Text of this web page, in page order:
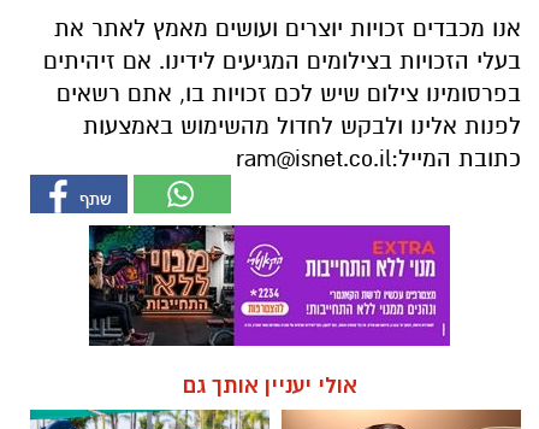
אנו מכבדים זכויות יוצרים ועושים מאמץ לאתר את
בעלי הזכויות בצילומים המגיעים לידינו. אם זיהיתים
בפרסומינו צילום שיש לכם זכויות בו, אתם רשאים
לפנות אלינו ולבקש לחדול מהשימוש באמצעות
כתובת המייל:ram@isnet.co.il
אולי יעניין אותך גם